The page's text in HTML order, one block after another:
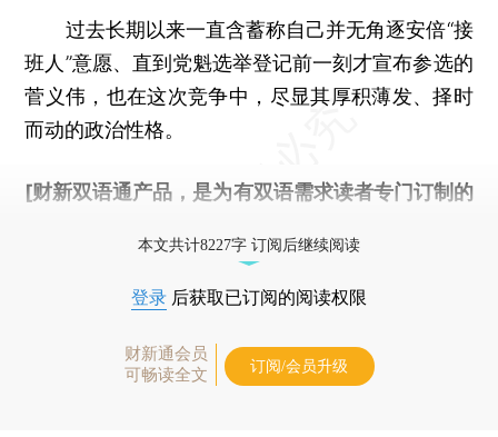
过去长期以来一直含蓄称自己并无角逐安倍“接
班人”意愿、直到党魁选举登记前一刻才宣布参选的
菅义伟，也在这次竞争中，尽显其厚积薄发、择时
而动的政治性格。
[财新双语通产品，是为有双语需求读者专门订制的
本文共计8227字 订阅后继续阅读
登录 后获取已订阅的阅读权限
财新通会员
可畅读全文
订阅/会员升级